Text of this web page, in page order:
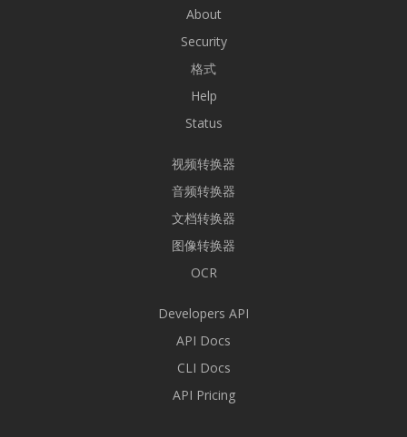
About
Security
格式
Help
Status
视频转换器
音频转换器
文档转换器
图像转换器
OCR
Developers API
API Docs
CLI Docs
API Pricing